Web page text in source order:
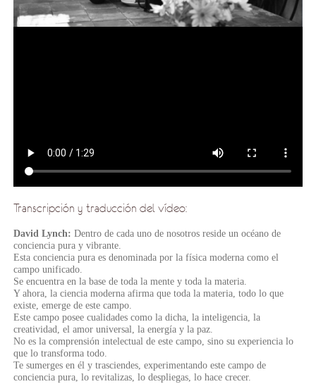
Transcripción y traducción del vídeo:
David Lynch: Dentro de cada uno de nosotros reside un océano de
conciencia pura y vibrante.
Esta conciencia pura es denominada por la física moderna como el
campo unificado.
Se encuentra en la base de toda la mente y toda la materia.
Y ahora, la ciencia moderna afirma que toda la materia, todo lo que
existe, emerge de este campo.
Este campo posee cualidades como la dicha, la inteligencia, la
creatividad, el amor universal, la energía y la paz.
No es la comprensión intelectual de este campo, sino su experiencia lo
que lo transforma todo.
Te sumerges en él y trasciendes, experimentando este campo de
conciencia pura, lo revitalizas, lo despliegas, lo hace crecer.